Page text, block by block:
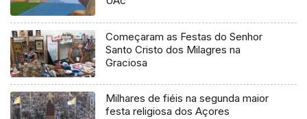
Começaram as Festas do Senhor
Santo Cristo dos Milagres na
Graciosa
Milhares de fiéis na segunda maior
festa religiosa dos Açores